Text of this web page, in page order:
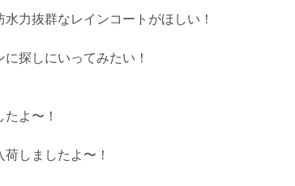
力抜群なレインコートがほしい！
探しにいってみたい！
よ〜！
しましたよ〜！